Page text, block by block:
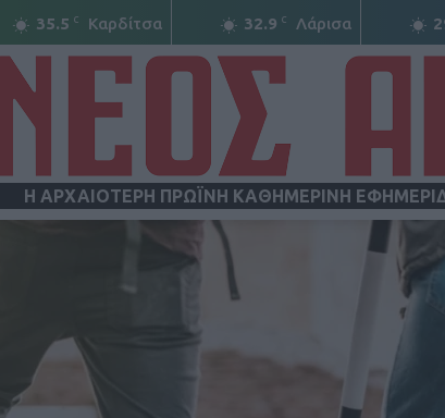
35.5 C Καρδίτσα 32.9 C Λάρισα
Η ΑΡΧΑΙΟΤΕΡΗ ΠΡΩΪΝΗ ΚΑΘΗΜΕΡΙΝΗ